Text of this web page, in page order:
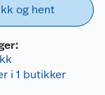
og hent
i 1 butikker